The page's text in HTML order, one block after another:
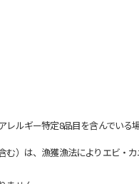
ルギー特定8品目を含んでいる
）は、漁獲漁法によりエビ・